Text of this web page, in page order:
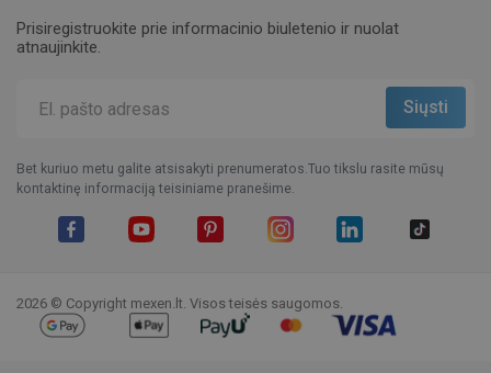
Prisiregistruokite prie informacinio biuletenio ir nuolat
atnaujinkite.
Bet kuriuo metu galite atsisakyti prenumeratos.Tuo tikslu rasite mūsų
kontaktinę informaciją teisiniame pranešime.
2026 © Copyright mexen.lt. Visos teisės saugomos.